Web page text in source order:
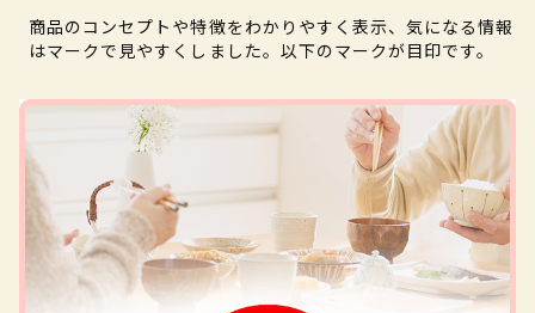
商品のコンセプトや特徴をわかりやすく表示、気になる情報
はマークで見やすくしました。以下のマークが目印です。